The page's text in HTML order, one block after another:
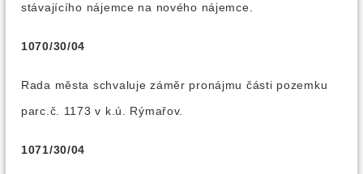
stávajícího nájemce na nového nájemce.
1070/30/04
Rada města schvaluje záměr pronájmu části pozemku
parc.č. 1173 v k.ú. Rýmařov.
1071/30/04